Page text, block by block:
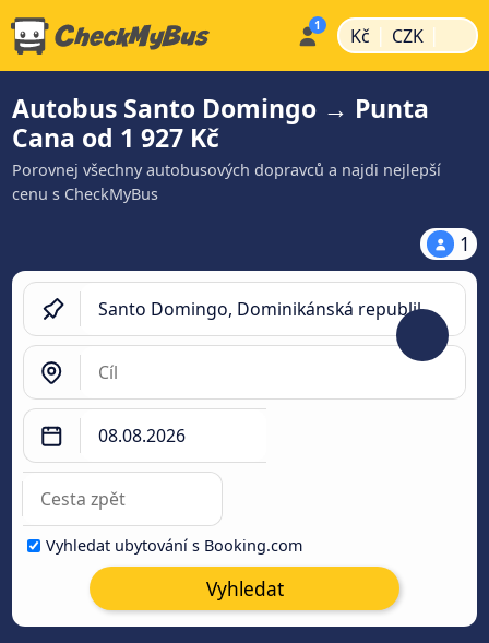
Kč | CZK |
Autobus Santo Domingo → Punta
Cana od 1 927 Kč
Porovnej všechny autobusových dopravců a najdi nejlepší
cenu s CheckMyBus
1
Vyhledat ubytování s Booking.com
Vyhledat